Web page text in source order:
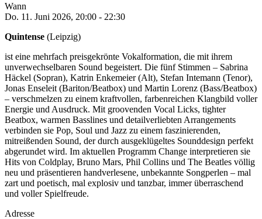
Wann
Do. 11. Juni 2026, 20:00 - 22:30
Quintense (Leipzig)
ist eine mehrfach preisgekrönte Vokalformation, die mit ihrem
unverwechselbaren Sound begeistert. Die fünf Stimmen – Sabrina
Häckel (Sopran), Katrin Enkemeier (Alt), Stefan Intemann (Tenor),
Jonas Enseleit (Bariton/Beatbox) und Martin Lorenz (Bass/Beatbox)
– verschmelzen zu einem kraftvollen, farbenreichen Klangbild voller
Energie und Ausdruck. Mit groovenden Vocal Licks, tighter
Beatbox, warmen Basslines und detailverliebten Arrangements
verbinden sie Pop, Soul und Jazz zu einem faszinierenden,
mitreißenden Sound, der durch ausgeklügeltes Sounddesign perfekt
abgerundet wird. Im aktuellen Programm Change interpretieren sie
Hits von Coldplay, Bruno Mars, Phil Collins und The Beatles völlig
neu und präsentieren handverlesene, unbekannte Songperlen – mal
zart und poetisch, mal explosiv und tanzbar, immer überraschend
und voller Spielfreude.
Adresse